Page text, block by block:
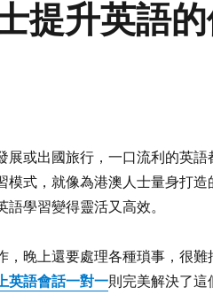
提升英語
展或出國旅行，一口流利的英語
模式，就像為港澳人士量身打造
學習變得靈活又高效。
晚上還要處理各種瑣事，很難
英語會話一對一則完美解決了這